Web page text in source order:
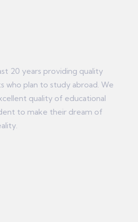
20 years providing quality
who plan to study abroad. We
quality of educational
to make their dream of